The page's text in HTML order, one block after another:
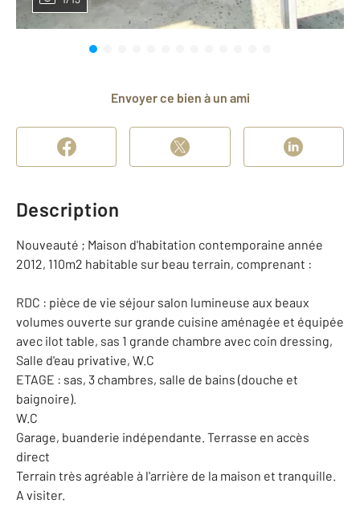
Envoyer ce bien à un ami
Description
Nouveauté ; Maison d'habitation contemporaine année
2012, 110m2 habitable sur beau terrain, comprenant :
RDC : pièce de vie séjour salon lumineuse aux beaux
volumes ouverte sur grande cuisine aménagée et équipée
avec ilot table, sas 1 grande chambre avec coin dressing,
Salle d'eau privative, W.C
ETAGE : sas, 3 chambres, salle de bains (douche et
baignoire).
W.C
Garage, buanderie indépendante. Terrasse en accès
direct
Terrain très agréable à l'arrière de la maison et tranquille.
A visiter.